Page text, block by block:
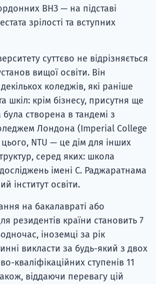
ВНЗ — на підставі
зрілості та вступних
суттєво не відрізняється
вищої освіти. Він
коледжів, які раніше
шкіл: крім бізнесу, присутня ще
була створена в тандемі з
Лондона (Imperial College
NTU — це дім для інших
серед яких: школа
імені С. Раджаратнама
інститут освіти.
на бакалавраті або
резидентів країни становить 7
іноземці за рік
викласти за будь-який з двох
кваліфікаційних ступенів 11
віддаючи перевагу цій